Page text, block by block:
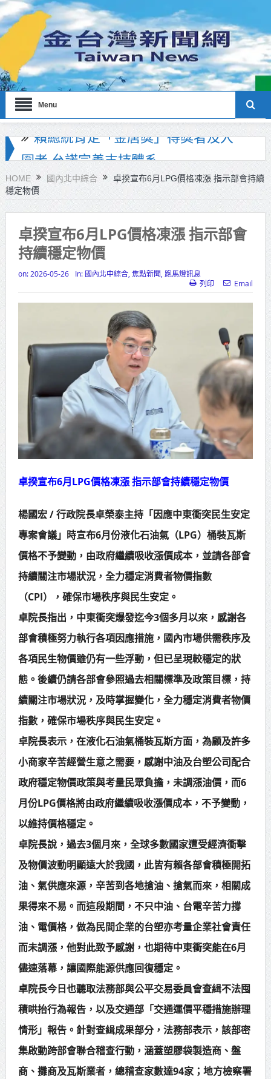
Menu
海巡署南部分署主官大換血 蔡順元
勉提升巡防戰力
北市鮮奶週報再升級！8月31日補助
擴大至國中生
雙北合作里程碑！萬大線動態測試
侯友宜蔣萬安攜手視察
高齡健康產業博覽會8/7盛大登場 新
打鐵厝北側產業園區產業設施公共
動土創造千個就業機會
高雄「三民運動中心」市長陳其
邁、運動部長李洋各界貴賓共同揭幕
高雄東照山關帝廟全國國中小學書
法比賽 圓滿落幕
蔣萬安再拋出「倒閣說」 喊推陳其
邁組閣
賴總統肯定「金唐獎」得獎者及入
圍者 允諾完善支持體系
HOME 國內北中綜合
卓揆宣布6月LPG價格凍漲 指示部會持續
穩定物價
卓揆宣布6月LPG價格凍漲 指示部會
持續穩定物價
on: 2026-05-26 In: 國內北中綜合, 焦點新聞 跑馬燈訊息
列印
Email
卓揆宣布6月LPG價格凍漲 指示部會持續穩定物價
楊國宏 / 行政院長卓榮泰主持「因應中東衝突民生安定
專案會議」時宣布6月份液化石油氣（LPG）桶裝瓦斯
價格不予變動，由政府繼續吸收漲價成本，並請各部會
持續關注市場狀況，全力穩定消費者物價指數
（CPI），確保市場秩序與民生安定。
卓院長指出，中東衝突爆發迄今3個多月以來，感謝各
部會積極努力執行各項因應措施，國內市場供需秩序及
各項民生物價雖仍有一些浮動，但已呈現較穩定的狀
態。後續仍請各部會參照過去相關標準及政策目標，持
續關注市場狀況，及時掌握變化，全力穩定消費者物價
指數，確保市場秩序與民生安定。
卓院長表示，在液化石油氣桶裝瓦斯方面，為顧及許多
小商家辛苦經營生意之需要，感謝中油及台塑公司配合
政府穩定物價政策與考量民眾負擔，未調漲油價，而6
月份LPG價格將由政府繼續吸收漲價成本，不予變動，
以維持價格穩定。
卓院長說，過去3個月來，全球多數國家遭受經濟衝擊
及物價波動明顯遠大於我國，此皆有賴各部會積極開拓
油、氣供應來源，辛苦到各地搶油、搶氣而來，相關成
果得來不易。而這段期間，不只中油、台電辛苦力撐
油、電價格，做為民間企業的台塑亦考量企業社會責任
而未調漲，他對此致予感謝，也期待中東衝突能在6月
儘速落幕，讓國際能源供應回復穩定。
卓院長今日也聽取法務部與公平交易委員會查緝不法囤
積哄抬行為報告，以及交通部「交通運價平穩措施辦理
情形」報告。針對查緝成果部分，法務部表示，該部密
集啟動跨部會聯合稽查行動，涵蓋塑膠袋製造商、盤
商、攤商及瓦斯業者，總稽查家數達94家；地方檢察署